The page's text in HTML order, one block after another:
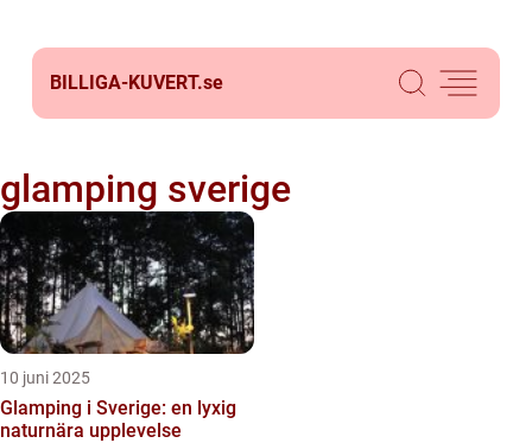
BILLIGA-KUVERT.se
glamping sverige
10 juni 2025
Glamping i Sverige: en lyxig
naturnära upplevelse